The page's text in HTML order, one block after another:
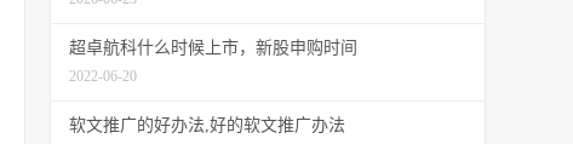
超卓航科什么时候上市，新股申购时间
2022-06-20
软文推广的好办法,好的软文推广办法